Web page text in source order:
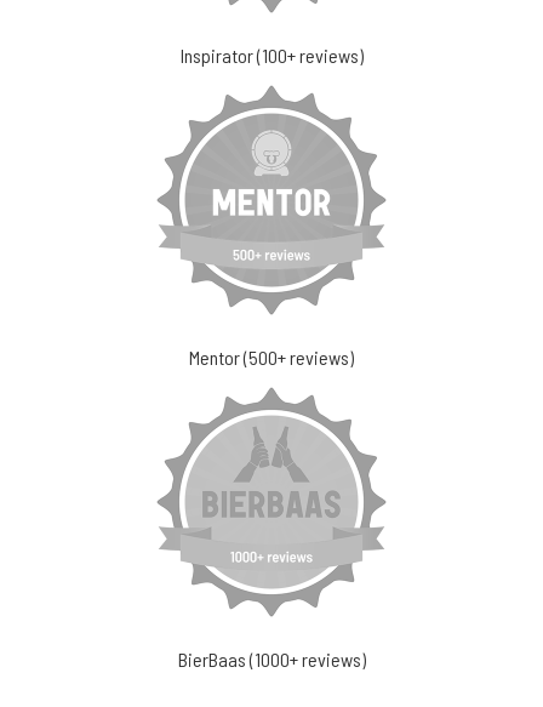
Inspirator (100+ reviews)
Mentor (500+ reviews)
BierBaas (1000+ reviews)